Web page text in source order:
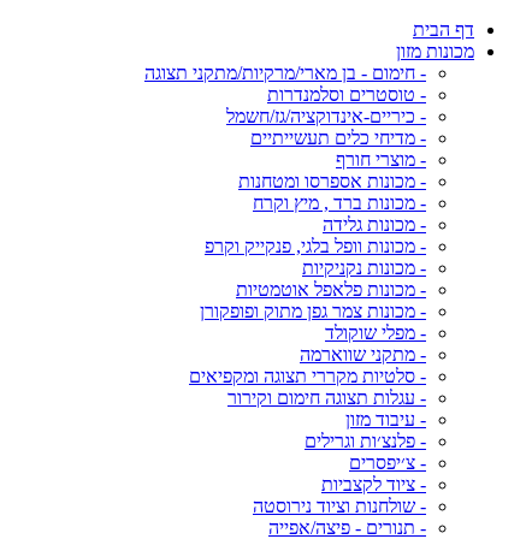
דף הבית
מכונות מזון
- חימום - בן מארי/מרקיות/מתקני תצוגה
- טוסטרים וסלמנדרות
- כיריים-אינדוקציה/גז/חשמל
- מדיחי כלים תעשייתיים
- מוצרי חורף
- מכונות אספרסו ומטחנות
- מכונות ברד , מיץ וקרח
- מכונות גלידה
- מכונות וופל בלגי, פנקייק וקרפ
- מכונות נקניקיות
- מכונות פלאפל אוטמטיות
- מכונות צמר גפן מתוק ופופקורן
- מפלי שוקולד
- מתקני שווארמה
- סלטיות מקררי תצוגה ומקפיאים
- עגלות תצוגה חימום וקירור
- עיבוד מזון
- פלנצ׳ות וגרילים
- צ׳יפסרים
- ציוד לקצביות
- שולחנות וציוד נירוסטה
- תנורים - פיצה/אפייה